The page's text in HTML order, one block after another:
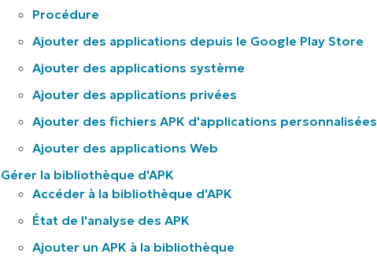
Procédure
Ajouter des applications depuis le Google Play Store
Ajouter des applications système
Ajouter des applications privées
Ajouter des fichiers APK d'applications personnalisées
Ajouter des applications Web
Gérer la bibliothèque d'APK
Accéder à la bibliothèque d'APK
État de l'analyse des APK
Ajouter un APK à la bibliothèque